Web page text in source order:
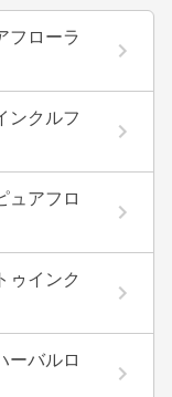
フローラ
ンクルフ
ュアフロ
ゥインク
ーバルロ